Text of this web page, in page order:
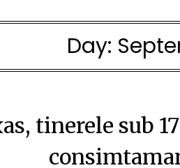
Day:
tinerele sub